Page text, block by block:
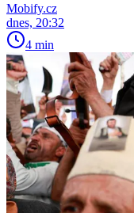
Mobify.cz
dnes, 20:32
4 min